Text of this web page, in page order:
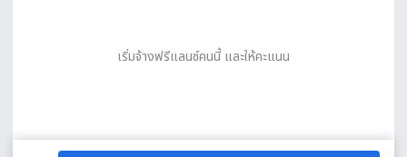
เริ่มจ้างฟรีแลนซ์คนนี้ และให้คะแนน